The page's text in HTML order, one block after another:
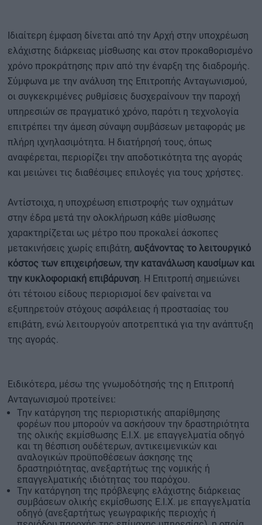
Ιδιαίτερη έμφαση δίνεται από την Αρχή στην υποχρέωση
ελάχιστης διάρκειας μίσθωσης και στον προκαθορισμένο
χρόνο προκράτησης πριν από την έναρξη της διαδρομής.
Σύμφωνα με την ανάλυση της Επιτροπής Ανταγωνισμού,
οι συγκεκριμένες ρυθμίσεις δυσχεραίνουν την παροχή
υπηρεσιών σε πραγματικό χρόνο, παρότι η τεχνολογία
επιτρέπει την άμεση σύναψη συμβάσεων μεταφοράς με
πλήρη ιχνηλασιμότητα. Η διατήρησή τους, όπως
αναφέρεται, περιορίζει την αποδοτικότητα της αγοράς
και μειώνει τις διαθέσιμες επιλογές για τους χρήστες.
Αντίστοιχα, η υποχρέωση επιστροφής των οχημάτων
στην έδρα μετά την ολοκλήρωση κάθε μίσθωσης
χαρακτηρίζεται ως μέτρο που προκαλεί άσκοπες
μετακινήσεις χωρίς επιβάτη, αυξάνοντας το λειτουργικό
κόστος των επιχειρήσεων, την κατανάλωση καυσίμων και
την κυκλοφοριακή επιβάρυνση. Η Επιτροπή σημειώνει
ότι τέτοιου είδους περιορισμοί δεν φαίνεται να
εξυπηρετούν στόχους ασφάλειας ή προστασίας του
επιβάτη, ενώ λειτουργούν αποτρεπτικά για την ανάπτυξη
της αγοράς.
Ειδικότερα, μέσω της γνωμοδότησής της η Επιτροπή
Ανταγωνισμού προτείνει:
Την κατάργηση της περιοριστικής απαρίθμησης
φορέων που μπορούν να ασκήσουν την δραστηριότητα
της ολικής εκμίσθωσης Ε.Ι.Χ. με επαγγελματία οδηγό
και τη θέσπιση ουδέτερων, αντικειμενικών και
αναλογικών προϋποθέσεων άσκησης της
δραστηριότητας, ανεξαρτήτως της νομικής ή
επαγγελματικής ιδιότητας του παρόχου.
Την κατάργηση της πρόβλεψης ελάχιστης διάρκειας
συμβάσεων ολικής εκμίσθωσης Ε.Ι.Χ. με επαγγελματία
οδηγό (ανεξαρτήτως γεωγραφικής περιοχής ή